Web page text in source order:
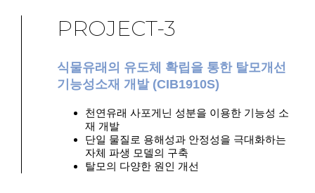
PROJECT-3
식물유래의 유도체 확립을 통한 탈모개선
기능성소재 개발 (CIB1910S)
천연유래 사포게닌 성분을 이용한 기능성 소
재 개발
단일 물질로 용해성과 안정성을 극대화하는
자체 파생 모델의 구축
탈모의 다양한 원인 개선